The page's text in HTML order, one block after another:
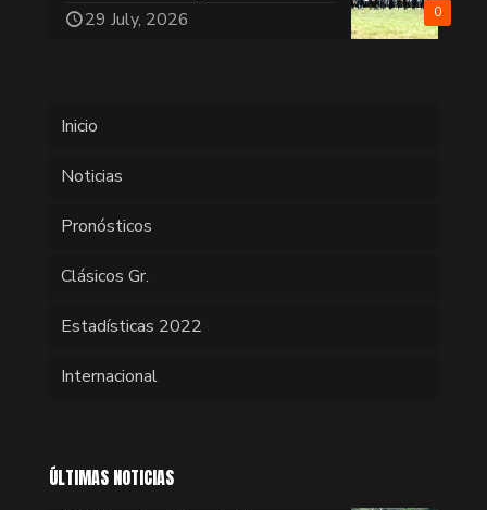
0
29 July, 2026
Inicio
Noticias
Pronósticos
Clásicos Gr.
Estadísticas 2022
Internacional
ÚLTIMAS NOTICIAS